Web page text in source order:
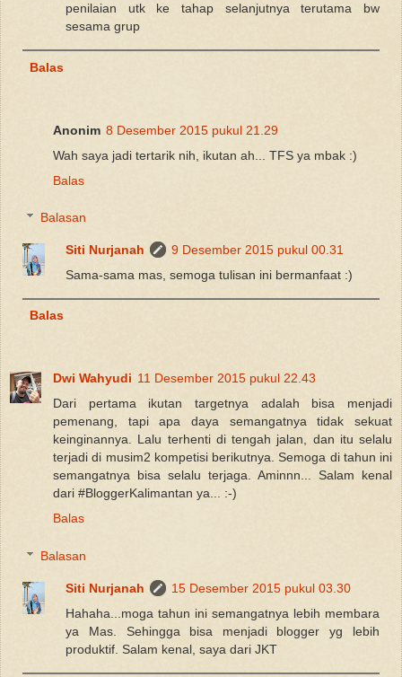
penilaian utk ke tahap selanjutnya terutama bw
sesama grup
Balas
Anonim 8 Desember 2015 pukul 21.29
Wah saya jadi tertarik nih, ikutan ah... TFS ya mbak :)
Balas
Balasan
Siti Nurjanah
9 Desember 2015 pukul 00.31
Sama-sama mas, semoga tulisan ini bermanfaat :)
Balas
Dwi Wahyudi 11 Desember 2015 pukul 22.43
Dari pertama ikutan targetnya adalah bisa menjadi
pemenang, tapi apa daya semangatnya tidak sekuat
keinginannya. Lalu terhenti di tengah jalan, dan itu selalu
terjadi di musim2 kompetisi berikutnya. Semoga di tahun ini
semangatnya bisa selalu terjaga. Aminnn... Salam kenal
dari #BloggerKalimantan ya... :-)
Balas
Balasan
Siti Nurjanah
15 Desember 2015 pukul 03.30
Hahaha...moga tahun ini semangatnya lebih membara
ya Mas. Sehingga bisa menjadi blogger yg lebih
produktif. Salam kenal, saya dari JKT